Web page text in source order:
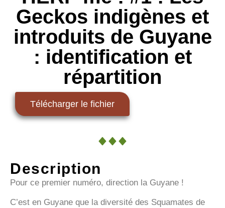
Geckos indigènes et
introduits de Guyane
: identification et
répartition
Télécharger le fichier
Description
Pour ce premier numéro, direction la Guyane !
C’est en Guyane que la diversité des Squamates de